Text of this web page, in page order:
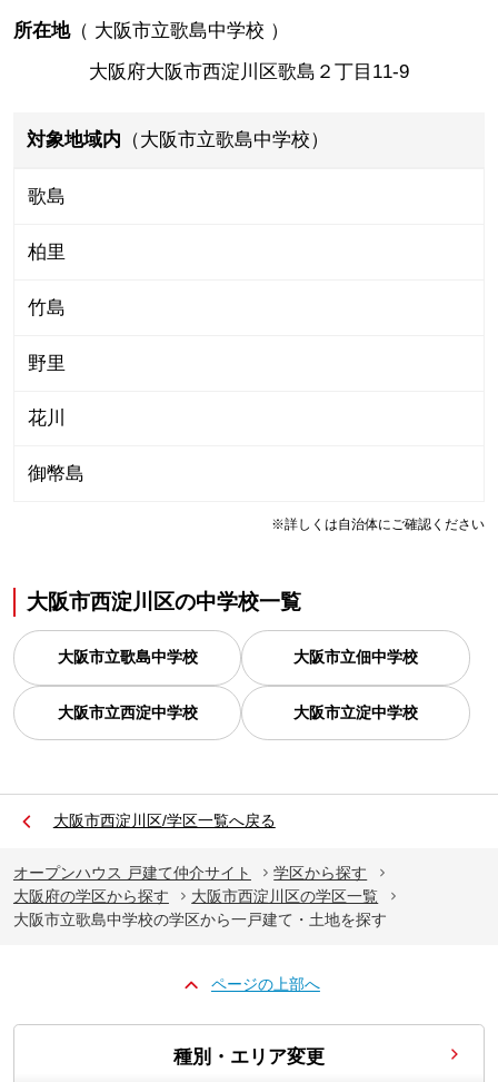
所在地（ 大阪市立歌島中学校 ）
大阪府大阪市西淀川区歌島２丁目11-9
対象地域内 （大阪市立歌島中学校）
歌島
柏里
竹島
野里
花川
御幣島
※詳しくは自治体にご確認ください
大阪市西淀川区の中学校一覧
大阪市立歌島中学校 大阪市立佃中学校
大阪市立西淀中学校 大阪市立淀中学校
大阪市西淀川区/学区一覧へ戻る
オープンハウス 戸建て仲介サイト
学区から探す
大阪府の学区から探す
大阪市西淀川区の学区一覧
大阪市立歌島中学校の学区から一戸建て・土地を探す
ページの上部へ
種別・エリア変更